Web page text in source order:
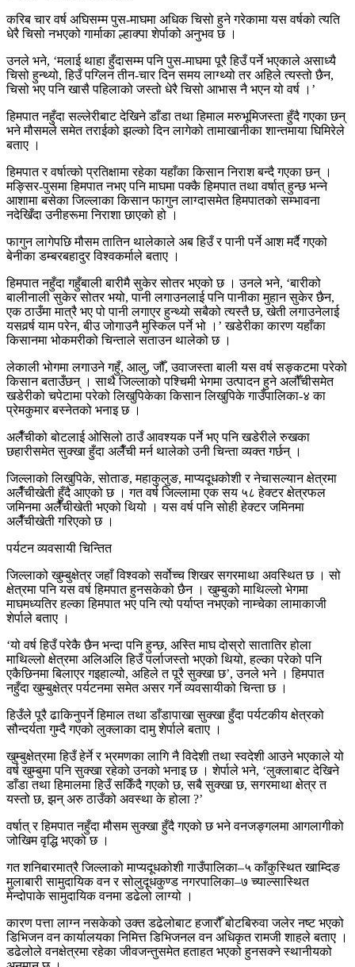
करिब चार वर्ष अघिसम्म पुस-माघमा अधिक चिसो हुने गरेकामा यस वर्षको त्यति
धेरै चिसो नभएको गार्माका ल्हाक्पा शेर्पाको अनुभव छ ।
उनले भने, ‘मलाई थाहा हुँदासम्म पनि पुस-माघमा पूरै हिउँ पर्ने भएकाले असाध्यै
चिसो हुन्थ्यो, हिउँ पग्लिन तीन-चार दिन समय लाग्थ्यो तर अहिले त्यस्तो छैन,
चिसो भए पनि खासै पहिलाको जस्तो धेरै चिसो आभास नै भएन यो वर्ष ।’
हिमपात नहुँदा सल्लेरीबाट देखिने डाँडा तथा हिमाल मरुभूमिजस्ता हुँदै गएका छन्
भने मौसमले समेत तराईको झल्को दिन लागेको तामाखानीका शान्तमाया घिमिरेले
बताए ।
हिमपात र वर्षात्को प्रतिक्षामा रहेका यहाँका किसान निराश बन्दै गएका छन् ।
मङ्सिर-पुसमा हिमपात नभए पनि माघमा पक्कै हिमपात तथा वर्षात् हुन्छ भन्ने
आशामा बसेका जिल्लाका किसान फागुन लाग्दासमेत हिमपातको सम्भावना
नदेखिँदा उनीहरूमा निराशा छाएको हो ।
फागुन लागेपछि मौसम तातिन थालेकाले अब हिउँ र पानी पर्ने आश मर्दै गएको
बेनीका डम्बरबहादुर विश्वकर्माले बताए ।
हिमपात नहुँदा गहुँबाली बारीमै सुकेर सोतर भएको छ । उनले भने, ‘बारीको
बालीनाली सुकेर सोतर भयो, पानी लगाउनलाई पनि पानीका मुहान सुकेर छैन,
एक ठाउँमा मात्रै भए पो पानी लगाएर हुन्थ्यो सबैको त्यस्तै छ, खेती लगाउनेलाई
यसवर्र्ष याम परेन, बीउ जोगाउनै मुस्किल पर्ने भो ।’ खडेरीका कारण यहाँका
किसानमा भोकमरीको चिन्ताले सताउन थालेको छ ।
लेकाली भोगमा लगाउने गहुँ, आलु, जौँ, उवाजस्ता बाली यस वर्ष सङ्कटमा परेको
किसान बताउँछन् । साथै जिल्लाको पश्चिमी भेगमा उत्पादन हुने अलौँचीसमेत
खडेरीको चपेटामा परेको लिखुपिकेका किसान लिखुपिके गाउँपालिका-४ का
प्रेमकुमार बस्नेतको भनाइ छ ।
अलैँचीको बोटलाई ओसिलो ठाउँ आवश्यक पर्ने भए पनि खडेरीले रुखका
छहारीसमेत सुक्खा हुँदा अलैँची मर्न थालेको उनी चिन्ता व्यक्त गर्छन् ।
जिल्लाको लिखुपिके, सोताङ, महाकुलुङ, माप्यदूधकोशी र नेचासल्यान क्षेत्रमा
अलैँचीखेती हुँदै आएको छ । गत वर्ष जिल्लामा एक सय ५८ हेक्टर क्षेत्रफल
जमिनमा अलैँचीखेती भएको थियो । यस वर्ष पनि सोही हेक्टर जमिनमा
अलैँचीखेती गरिएको छ ।
पर्यटन व्यवसायी चिन्तित
जिल्लाको खुम्बुक्षेत्र जहाँ विश्वको सर्वोच्च शिखर सगरमाथा अवस्थित छ । सो
क्षेत्रमा पनि यस वर्ष हिमपात हुनसकेको छैन । खुम्बुको माथिल्लो भेगमा
माघमध्यतिर हल्का हिमपात भए पनि त्यो पर्याप्त नभएको नाम्चेका लामाकाजी
शेर्पाले बताए ।
‘यो वर्ष हिउँ परेकै छैन भन्दा पनि हुन्छ, अस्ति माघ दोस्रो सातातिर होला
माथिल्लो क्षेत्रमा अलिअलि हिउँ पर्लाजस्तो भएको थियो, हल्का परेको पनि
एकैछिनमा बिलाएर गइहाल्यो, अहिले त पूरै सुक्खा छ’, उनले भने । हिमपात
नहुँदा खुम्बुक्षेत्र पर्यटनमा समेत असर गर्ने व्यवसायीको चिन्ता छ ।
हिउँले पूरै ढाकिनुपर्ने हिमाल तथा डाँडापाखा सुक्खा हुँदा पर्यटकीय क्षेत्रको
सौन्दर्यता गुम्दै गएको लुक्लाका दामु शेर्पाले बताए ।
खुम्बुक्षेत्रमा हिउँ हेर्ने र भ्रमणका लागि नै विदेशी तथा स्वदेशी आउने भएकाले यो
वर्ष खुम्बुमा पनि सुक्खा रहेको उनको भनाइ छ । शेर्पाले भने, ‘लुक्लाबाट देखिने
डाँडा तथा हिमालमा हिउँ सकिँदै गएको छ, सबै सुक्खा छ, सगरमाथा क्षेत्र त
यस्तो छ, झन् अरु ठाउँको अवस्था के होला ?’
वर्षात् र हिमपात नहुँदा मौसम सुक्खा हुँदै गएको छ भने वनजङ्गलमा आगलागीको
जोखिम वृद्धि भएको छ ।
गत शनिबारमात्रै जिल्लाको माप्यदूधकोशी गाउँपालिका–५ काँकुस्थित खाम्दिङ
मुलाबारी सामुदायिक वन र सोलुदूधकुण्ड नगरपालिका–७ च्याल्सास्थित
मेन्दोपाके सामुदायिक वनमा डढेलो लाग्यो ।
कारण पत्ता लाग्न नसकेको उक्त डढेलोबाट हजारौँ बोटबिरुवा जलेर नष्ट भएको
डिभिजन वन कार्यालयका निमित्त डिभिजनल वन अधिकृत रामजी शाहले बताए ।
डढेलोले वनक्षेत्रमा रहेका जीवजन्तुसमेत हताहत भएको हुनसक्ने स्थानीयको